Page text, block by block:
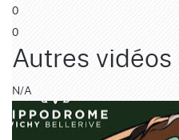
0
0
Autres vidéos
N/A